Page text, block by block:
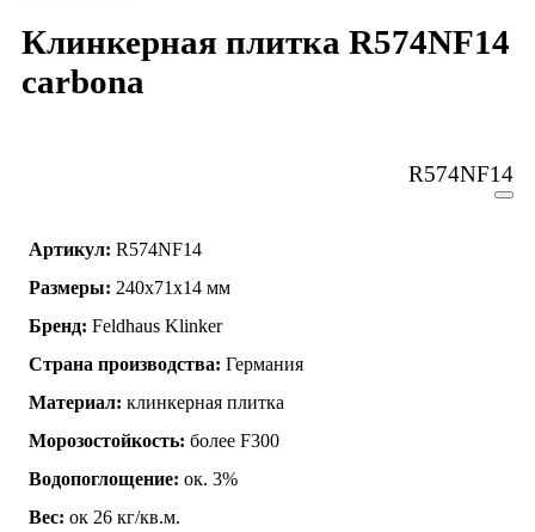
Клинкерная плитка R574NF14
carbona
R574NF14
Артикул: R574NF14
Размеры: 240x71x14 мм
Бренд: Feldhaus Klinker
Страна производства: Германия
Материал: клинкерная плитка
Морозостойкость: более F300
Водопоглощение: ок. 3%
Вес: ок 26 кг/кв.м.